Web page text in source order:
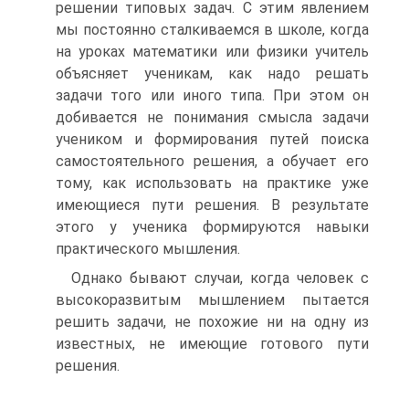
решении типовых задач. С этим явлением
мы постоянно сталкиваемся в школе, когда
на уроках математики или физики учитель
объясняет ученикам, как надо решать
задачи того или иного типа. При этом он
добивается не понимания смысла задачи
учеником и формирования путей поиска
самостоятельного решения, а обучает его
тому, как использовать на практике уже
имеющиеся пути решения. В результате
этого у ученика формируются навыки
практического мышления.
Однако бывают случаи, когда человек с
высокоразвитым мышлением пытается
решить задачи, не похожие ни на одну из
известных, не имеющие готового пути
решения.